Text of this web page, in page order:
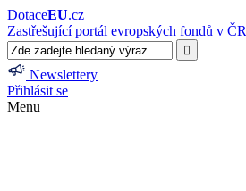
DotaceEU.cz
Zastřešující portál evropských fondů v ČR
Newslettery
Přihlásit se
Menu